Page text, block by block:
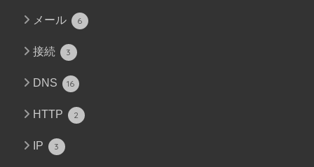
メール 6
接続 3
DNS 16
HTTP 2
IP 3